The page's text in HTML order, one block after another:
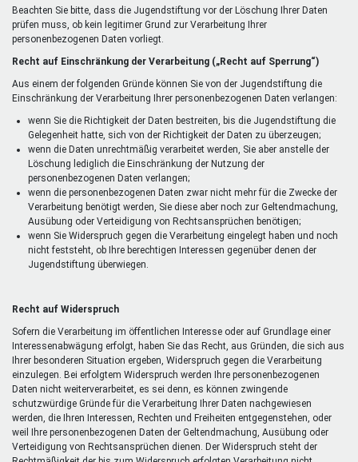
Beachten Sie bitte, dass die Jugendstiftung vor der Löschung Ihrer Daten
prüfen muss, ob kein legitimer Grund zur Verarbeitung Ihrer
personenbezogenen Daten vorliegt.
Recht auf Einschränkung der Verarbeitung („Recht auf Sperrung“)
Aus einem der folgenden Gründe können Sie von der Jugendstiftung die
Einschränkung der Verarbeitung Ihrer personenbezogenen Daten verlangen:
wenn Sie die Richtigkeit der Daten bestreiten, bis die Jugendstiftung die
Gelegenheit hatte, sich von der Richtigkeit der Daten zu überzeugen;
wenn die Daten unrechtmäßig verarbeitet werden, Sie aber anstelle der
Löschung lediglich die Einschränkung der Nutzung der
personenbezogenen Daten verlangen;
wenn die personenbezogenen Daten zwar nicht mehr für die Zwecke der
Verarbeitung benötigt werden, Sie diese aber noch zur Geltendmachung,
Ausübung oder Verteidigung von Rechtsansprüchen benötigen;
wenn Sie Widerspruch gegen die Verarbeitung eingelegt haben und noch
nicht feststeht, ob Ihre berechtigen Interessen gegenüber denen der
Jugendstiftung überwiegen.
Recht auf Widerspruch
Sofern die Verarbeitung im öffentlichen Interesse oder auf Grundlage einer
Interessenabwägung erfolgt, haben Sie das Recht, aus Gründen, die sich aus
Ihrer besonderen Situation ergeben, Widerspruch gegen die Verarbeitung
einzulegen. Bei erfolgtem Widerspruch werden Ihre personenbezogenen
Daten nicht weiterverarbeitet, es sei denn, es können zwingende
schutzwürdige Gründe für die Verarbeitung Ihrer Daten nachgewiesen
werden, die Ihren Interessen, Rechten und Freiheiten entgegenstehen, oder
weil Ihre personenbezogenen Daten der Geltendmachung, Ausübung oder
Verteidigung von Rechtsansprüchen dienen. Der Widerspruch steht der